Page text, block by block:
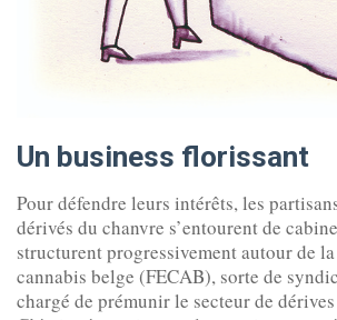
Un business florissant
Pour défendre leurs intérêts, les
dérivés du chanvre s’entourent de
structurent progressivement autour de
cannabis belge (FECAB), sorte de
chargé de prémunir le secteur de